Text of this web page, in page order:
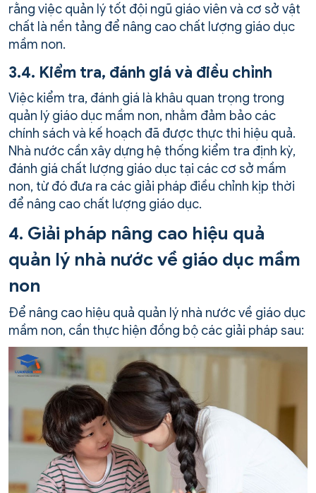
rằng việc quản lý tốt đội ngũ giáo viên và cơ sở vật
chất là nền tảng để nâng cao chất lượng giáo dục
mầm non.
3.4. Kiểm tra, đánh giá và điều chỉnh
Việc kiểm tra, đánh giá là khâu quan trọng trong
quản lý giáo dục mầm non, nhằm đảm bảo các
chính sách và kế hoạch đã được thực thi hiệu quả.
Nhà nước cần xây dựng hệ thống kiểm tra định kỳ,
đánh giá chất lượng giáo dục tại các cơ sở mầm
non, từ đó đưa ra các giải pháp điều chỉnh kịp thời
để nâng cao chất lượng giáo dục.
4. Giải pháp nâng cao hiệu quả
quản lý nhà nước về giáo dục mầm
non
Để nâng cao hiệu quả quản lý nhà nước về giáo dục
mầm non, cần thực hiện đồng bộ các giải pháp sau: